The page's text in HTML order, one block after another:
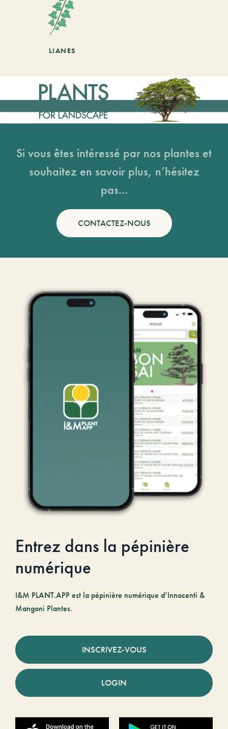
LIANES
Si vous êtes intéressé par nos plantes et
souhaitez en savoir plus, n’hésitez
pas...
CONTACTEZ-NOUS
Entrez dans la pépinière
numérique
I&M PLANT.APP est la pépinière numérique d’Innocenti &
Mangoni Plantes.
INSCRIVEZ-VOUS
LOGIN